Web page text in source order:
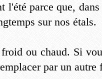
l'été parce que,
sur nos étals.
ou chaud. Si
par un autre